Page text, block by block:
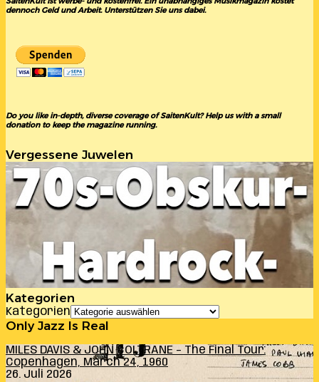
dennoch Geld und Arbeit. Unterstützen Sie uns dabei.
Do you like in-depth, diverse coverage of SaitenKult? Help us with a small
donation to keep the magazine running.
Vergessene Juwelen
Kategorien
Kategorien
Only Jazz Is Real
MILES DAVIS & JOHN COLTRANE – The Final Tour:
Copenhagen, March 24, 1960
26. Juli 2026